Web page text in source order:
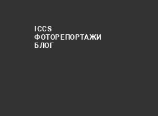
ICCS
ФОТОРЕПОРТАЖИ
БЛОГ